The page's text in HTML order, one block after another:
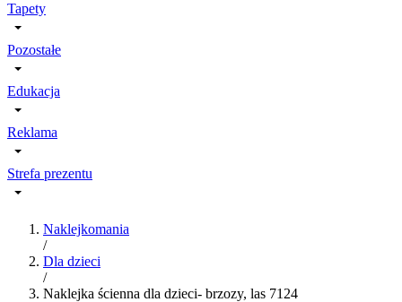
Tapety
Pozostałe
Edukacja
Reklama
Strefa prezentu
Naklejkomania
/
Dla dzieci
/
Naklejka ścienna dla dzieci- brzozy, las 7124